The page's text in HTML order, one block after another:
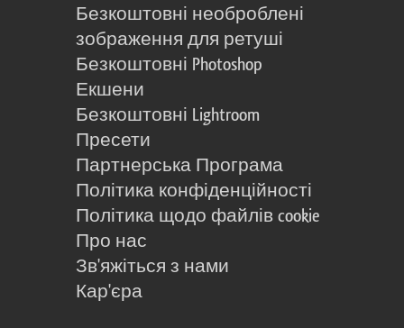
Безкоштовні необроблені
зображення для ретуші
Безкоштовні Photoshop
Екшени
Безкоштовні Lightroom
Пресети
Партнерська Програма
Політика конфіденційності
Політика щодо файлів cookie
Про нас
Зв'яжіться з нами
Кар'єра